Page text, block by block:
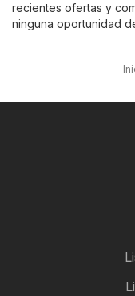
recientes ofertas y
ninguna oportunidad